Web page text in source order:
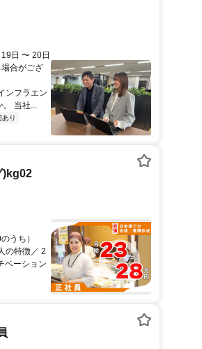
日 〜 20日
合がござ
ンフラエン
。 当社...
あり
)kg02
うち）
徴／ 2
ベーション